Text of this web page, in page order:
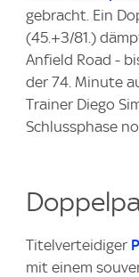
gebracht. Ein
(45.+3/81.)
Anfield Road -
der 74. Minute
Trainer Diego
Schlussphase
Titelverteidiger
mit einem